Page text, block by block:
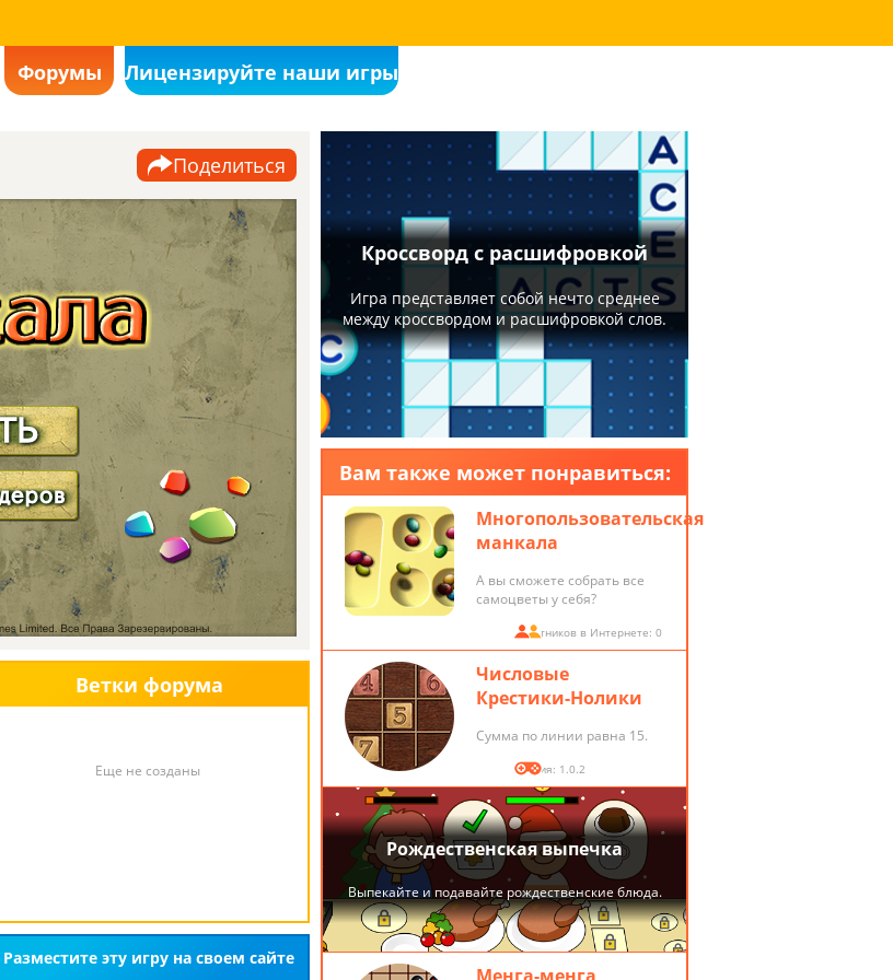
Форумы Лицензируйте наши игры
Поделиться
Ветки форума
Еще не созданы
Разместите эту игру на своем сайте
Вам также может понравиться:
Многопользовательская
манкала
А вы сможете собрать все
самоцветы у себя?
Участников в Интернете: 0
Числовые
Крестики-Нолики
Сумма по линии равна 15.
Версия: 1.0.2